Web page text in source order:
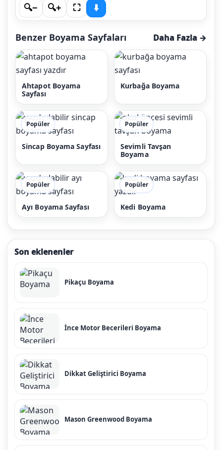
🔍− 🔍+ ⛶ ⬇️
Benzer Boyama Sayfaları Daha Fazla →
Ahtapot Boyama
Sayfası
Kurbağa Boyama
Popüler
Sincap Boyama Sayfası
Popüler
Sevimli Tavşan
Boyama
Popüler
Ayı Boyama Sayfası
Popüler
Kedi Boyama
Son eklenenler
Pikaçu Boyama
İnce Motor Becerileri Boyama
Dikkat Geliştirici Boyama
Mason Greenwood Boyama